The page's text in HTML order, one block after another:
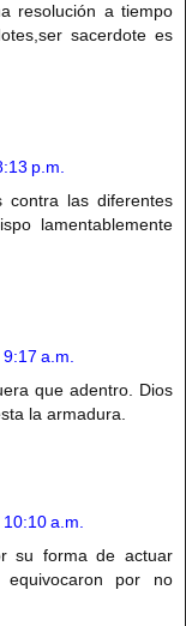
resolución a tiempo
sacerdote es
p.m.
contra las diferentes
lamentablemente
a.m.
que adentro. Dios
la armadura.
a.m.
su forma de actuar
por no